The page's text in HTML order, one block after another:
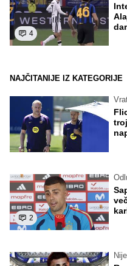
4
NAJČITANIJE IZ KATEGORIJE
2